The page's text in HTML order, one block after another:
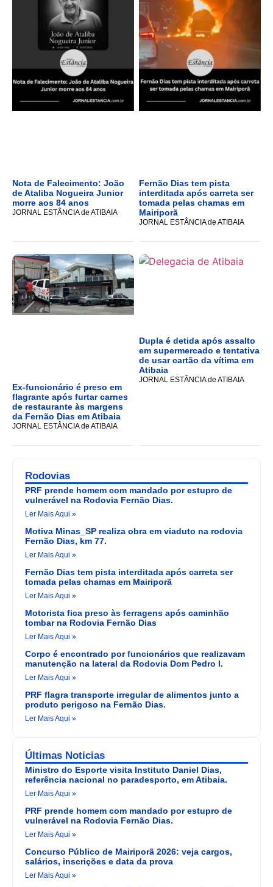
Nota de Falecimento: João
de Ataliba Nogueira Junior
morre aos 84 anos
JORNAL ESTÂNCIA de ATIBAIA
Fernão Dias tem pista
interditada após carreta ser
tomada pelas chamas em
Mairiporã
JORNAL ESTÂNCIA de ATIBAIA
Ex-funcionário é preso em
flagrante após furtar carnes
de restaurante às margens
da Fernão Dias em Atibaia
JORNAL ESTÂNCIA de ATIBAIA
Dupla é detida após assalto
em supermercado e tentativa
de usar cartão da vítima em
Atibaia
JORNAL ESTÂNCIA de ATIBAIA
Rodovias
PRF prende homem com mandado por estupro de
vulnerável na Rodovia Fernão Dias.
Ler Mais Aqui »
Motiva Minas_SP realiza obra em viaduto na rodovia
Fernão Dias, km 77.
Ler Mais Aqui »
Fernão Dias tem pista interditada após carreta ser
tomada pelas chamas em Mairiporã
Ler Mais Aqui »
Motorista fica preso às ferragens após caminhão
tombar na Rodovia Fernão Dias
Ler Mais Aqui »
Corpo é encontrado por funcionários que realizavam
manutenção na lateral da Rodovia Dom Pedro I.
Ler Mais Aqui »
PRF flagra transporte irregular de alimentos junto a
produto perigoso na Fernão Dias.
Ler Mais Aqui »
Últimas Noticias
Ministro do Esporte visita Instituto Daniel Dias,
referência nacional no paradesporto, em Atibaia.
Ler Mais Aqui »
PRF prende homem com mandado por estupro de
vulnerável na Rodovia Fernão Dias.
Ler Mais Aqui »
Concurso Público de Mairiporã 2026: veja cargos,
salários, inscrições e data da prova
Ler Mais Aqui »